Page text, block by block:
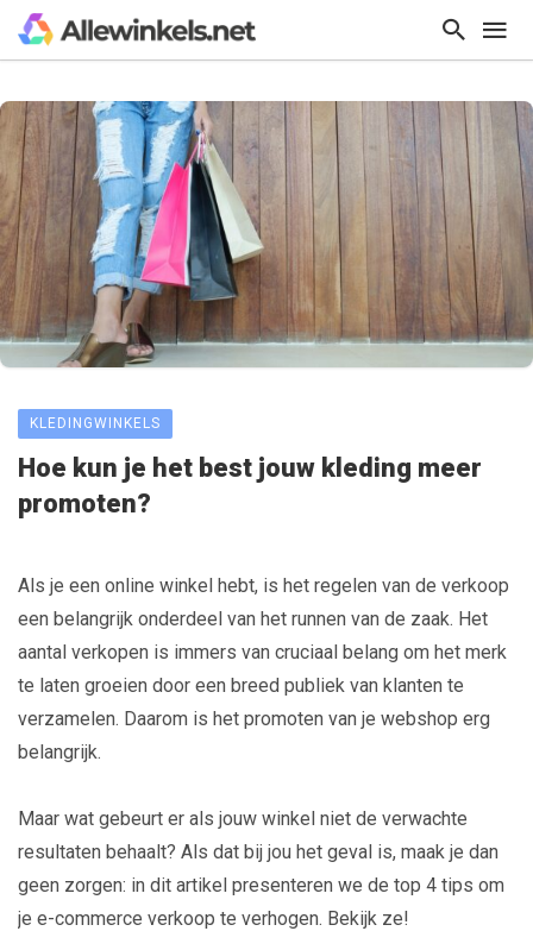
KLEDINGWINKELS
Hoe kun je het best jouw kleding meer
promoten?
Als je een online winkel hebt, is het regelen van de verkoop
een belangrijk onderdeel van het runnen van de zaak. Het
aantal verkopen is immers van cruciaal belang om het merk
te laten groeien door een breed publiek van klanten te
verzamelen. Daarom is het promoten van je webshop erg
belangrijk.
Maar wat gebeurt er als jouw winkel niet de verwachte
resultaten behaalt? Als dat bij jou het geval is, maak je dan
geen zorgen: in dit artikel presenteren we de top 4 tips om
je e-commerce verkoop te verhogen. Bekijk ze!